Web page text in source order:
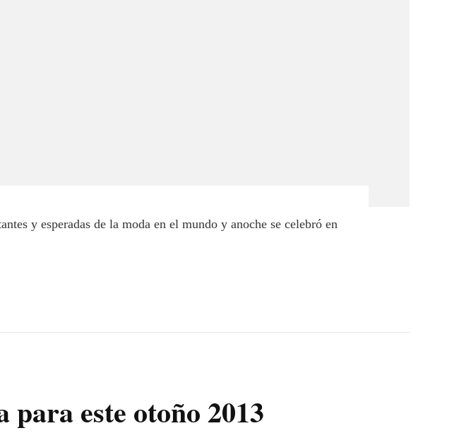
y esperadas de la moda en el mundo y anoche se celebró en
este otoño 2013